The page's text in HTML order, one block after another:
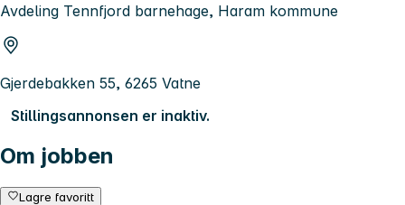
Avdeling Tennfjord barnehage, Haram kommune
Gjerdebakken 55, 6265 Vatne
Stillingsannonsen er inaktiv.
Om jobben
Lagre favoritt